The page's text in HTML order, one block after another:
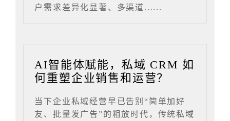
户需求差异化显著、多渠道......
AI智能体赋能，私域 CRM 如
何重塑企业销售和运营？
当下企业私域经营早已告别“简单加好
友、批量发广告”的粗放时代，传统私域